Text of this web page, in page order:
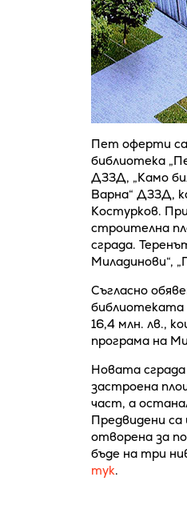
Пет оферти
библиотека
ДЗЗД, „Камо
Варна“ ДЗЗД,
Костурков.
строителна
сграда.
Миладинови“,
Съгласно
библиотеката
16,4 млн. лв.,
програма на
Новата
застроена
част, а
Предвидени
отворена за
бъде на три
тук.